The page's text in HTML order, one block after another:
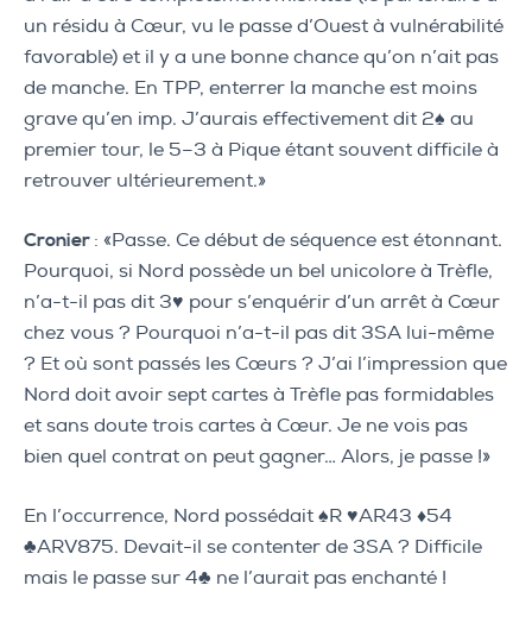
un résidu à Cœur, vu le passe d’Ouest à vulnérabilité
favorable) et il y a une bonne chance qu’on n’ait pas
de manche. En TPP, enterrer la manche est moins
grave qu’en imp. J’aurais effectivement dit 2♠ au
premier tour, le 5–3 à Pique étant souvent difficile à
retrouver ultérieurement.»
Cronier : «Passe. Ce début de séquence est étonnant.
Pourquoi, si Nord possède un bel unicolore à Trèfle,
n’a-t-il pas dit 3♥ pour s’enquérir d’un arrêt à Cœur
chez vous ? Pourquoi n’a-t-il pas dit 3SA lui-même
? Et où sont passés les Cœurs ? J’ai l’impression que
Nord doit avoir sept cartes à Trèfle pas formidables
et sans doute trois cartes à Cœur. Je ne vois pas
bien quel contrat on peut gagner… Alors, je passe !»
En l’occurrence, Nord possédait ♠R ♥AR43 ♦54
♣ARV875. Devait-il se contenter de 3SA ? Difficile
mais le passe sur 4♣ ne l’aurait pas enchanté !